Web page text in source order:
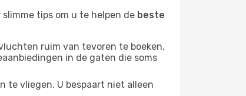
tips om u te helpen de beste
ruim van tevoren te boeken,
in de gaten die soms
te vliegen. U bespaart niet alleen